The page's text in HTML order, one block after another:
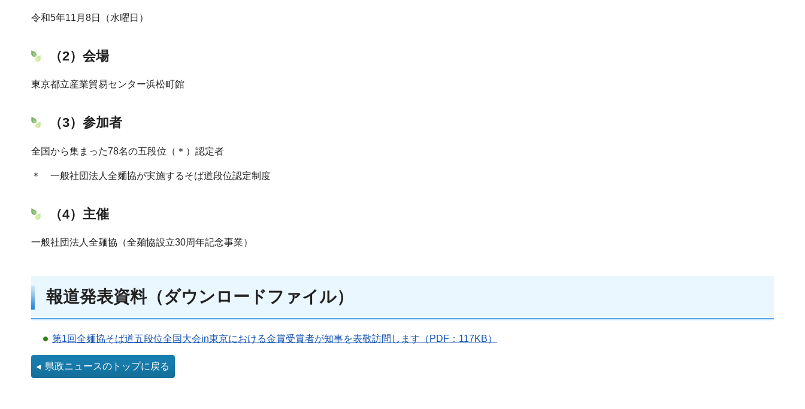
令和5年11月8日（水曜日）
（2）会場
東京都立産業貿易センター浜松町館
（3）参加者
全国から集まった78名の五段位（＊）認定者
＊ 一般社団法人全麺協が実施するそば道段位認定制度
（4）主催
一般社団法人全麺協（全麺協設立30周年記念事業）
報道発表資料（ダウンロードファイル）
第1回全麺協そば道五段位全国大会in東京における金賞受賞者が知事を表敬訪問します（PDF：117KB）
県政ニュースのトップに戻る